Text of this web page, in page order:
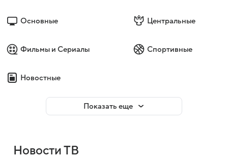
Основные Центральные
Фильмы и Сериалы Спортивные
Новостные
Показать еще
Новости ТВ